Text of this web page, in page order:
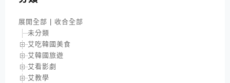
展開全部
收合全部
未分類
艾吃韓國美食
艾韓國旅遊
艾看影劇
艾教學